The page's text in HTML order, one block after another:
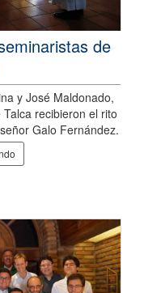
de
y José Maldonado,
recibieron el rito
Galo Fernández.